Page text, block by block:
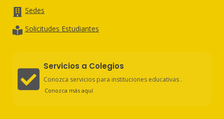
Sedes
Solicitudes Estudiantes
Servicios a Colegios
Conozca servicios para instituciones educativas .
Conozca más aquí